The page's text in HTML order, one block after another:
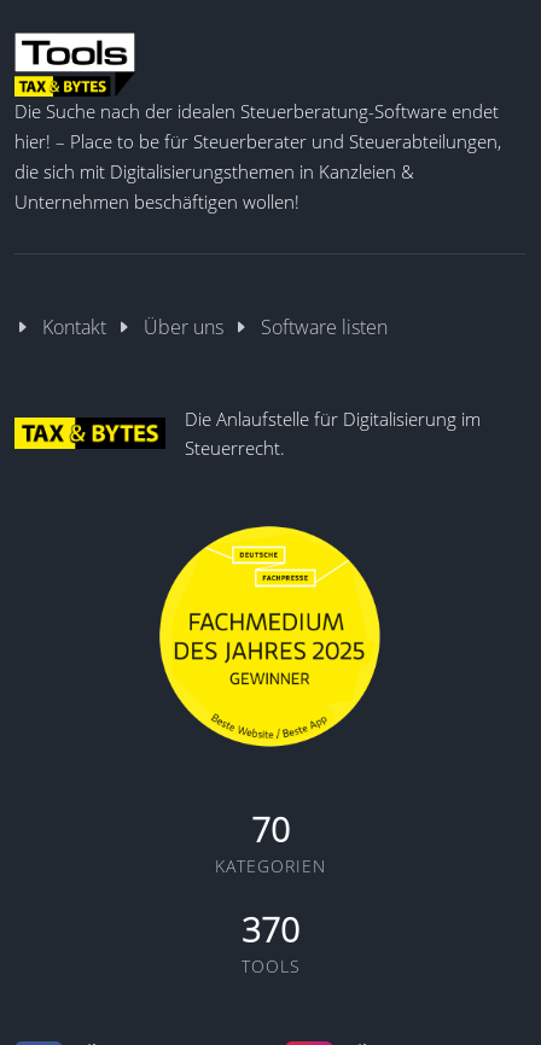
Die Suche nach der idealen Steuerberatung-Software endet
hier! – Place to be für Steuerberater und Steuerabteilungen,
die sich mit Digitalisierungsthemen in Kanzleien &
Unternehmen beschäftigen wollen!
Kontakt Über uns Software listen
Die Anlaufstelle für Digitalisierung im
Steuerrecht.
70
KATEGORIEN
370
TOOLS